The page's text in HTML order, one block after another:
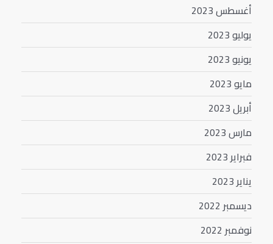
أغسطس 2023
يوليو 2023
يونيو 2023
مايو 2023
أبريل 2023
مارس 2023
فبراير 2023
يناير 2023
ديسمبر 2022
نوفمبر 2022